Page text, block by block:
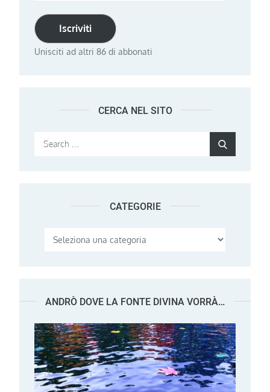
Iscriviti
Unisciti ad altri 86 di abbonati
CERCA NEL SITO
Search
CATEGORIE
Categorie
ANDRÒ DOVE LA FONTE DIVINA VORRÀ…